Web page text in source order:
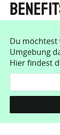
Du möchtest
Umgebung
Hier findest